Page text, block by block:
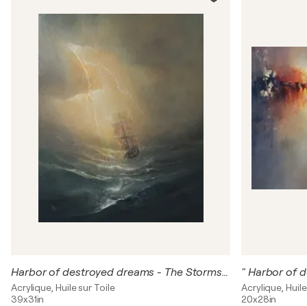
Harbor of destroyed dreams - The Storms of Life 3
Acrylique, Huile sur Toile
39x31in
Acrylique,
20x28in